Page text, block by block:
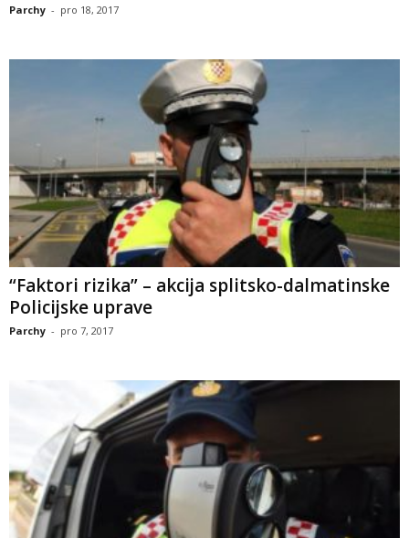
Parchy - pro 18, 2017
“Faktori rizika” – akcija splitsko-dalmatinske
Policijske uprave
Parchy - pro 7, 2017